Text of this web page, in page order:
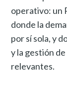
operativo: un
donde la
por sí sola, y
y la gestión
relevantes.